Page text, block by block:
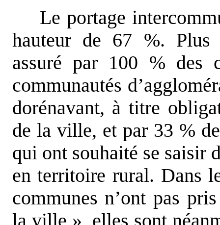
Le portage
hauteur de 67 %. Plus
assuré par 100 % des
communautés
dorénavant, à titre
de la ville, et par 33 %
qui ont souhaité se saisir
en territoire rural. Dans
communes n’ont pas
la ville », elles sont